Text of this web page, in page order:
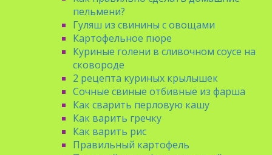
пельмени?
Гуляш из свинины с овощами
Картофельное пюре
Куриные голени в сливочном соусе на
сковороде
2 рецепта куриных крылышек
Сочные свиные отбивные из фарша
Как сварить перловую кашу
Как варить гречку
Как варить рис
Правильный картофель